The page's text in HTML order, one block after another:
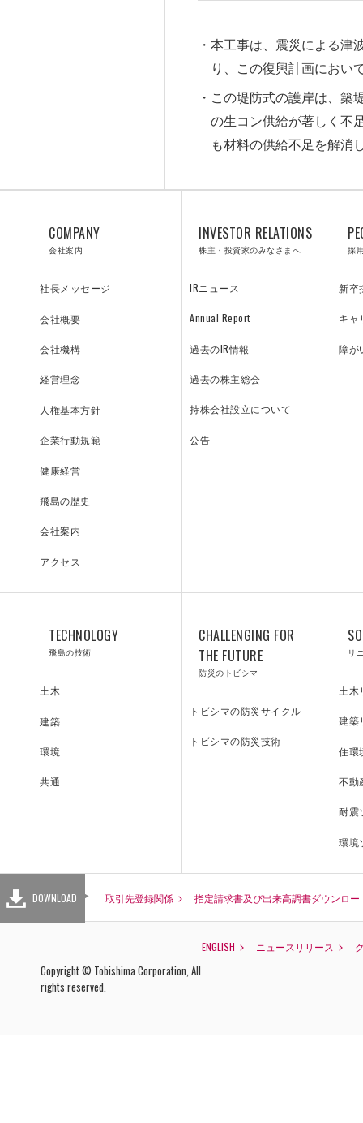
飛島の技術
SOLUTI
ONS
技術研究所
本工事は、震災による津
り、この復興計画におい
この堤防式の護岸は、築
の生コン供給が著しく不
も材料の供給不足を解消
COMPANY
会社案内
社長メッセージ
会社概要
会社機構
経営理念
人権基本方針
企業行動規範
健康経営
飛島の歴史
会社案内
アクセス
INVESTOR RELATIONS
株主・投資家のみなさまへ
IRニュース
Annual Report
過去のIR情報
過去の株主総会
持株会社設立について
公告
採
新卒
キャ
障が
TECHNOLOGY
飛島の技術
土木
建築
環境
共通
CHALLENGING FOR
THE FUTURE
防災のトビシマ
トビシマの防災サイクル
トビシマの防災技術
リ
土木
建築
住環
不動
耐震
環境
DOWNLOAD 取引先登録関係 指定請求書及び出来高調書ダウンロ
ENGLISH ニュースリリース
Copyright © Tobishima Corporation, All
rights reserved.